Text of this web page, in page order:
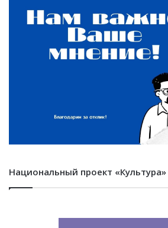
Национальный проект «Культура»